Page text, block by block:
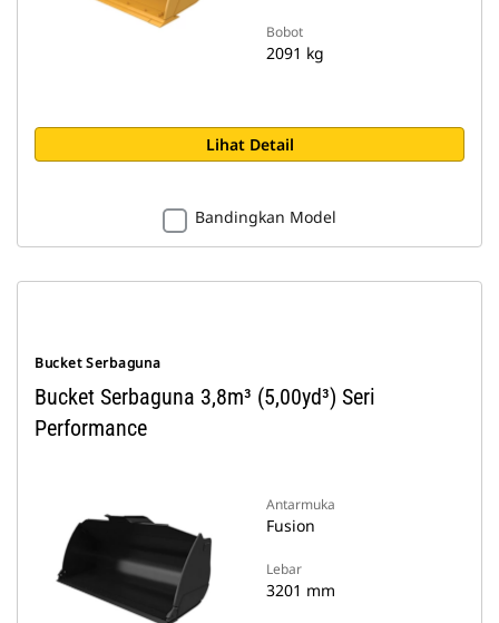
Bobot
2091 kg
Lihat Detail
Bandingkan Model
Bucket Serbaguna
Bucket Serbaguna 3,8m³ (5,00yd³) Seri
Performance
Antarmuka
Fusion
Lebar
3201 mm